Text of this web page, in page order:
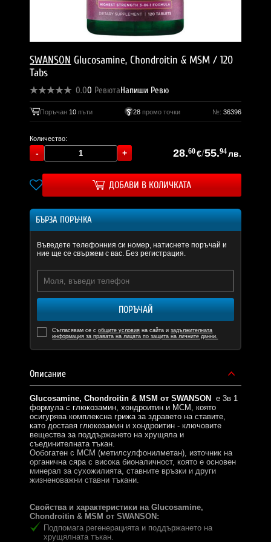
SWANSON Glucosamine, Chondroitin & MSM / 120
Tabs
0.00 РевютаНапиши Ревю
Поръчан 10 пъти 28промо точки №: 36396
Количество:
28.60€/55.94лв.
ДОБАВИ В КОЛИЧКАТА
БЪРЗА ПОРЪЧКА
Въведете телефонния си номер, натиснете поръчай и
ние ще се свържем с вас. Без регистрация.
ПОРЪЧАЙ
Съгласявам се собщите условия на сайта изадължителната
информация за правата на лицата по защита на личните данни.
Описание
Glucosamine, Chondroitin & MSM от SWANSON
е 3в 1
формула с глюкозамин, хондроитин и МСМ, която
осигурява комплексна грижа за здравето на ставите,
като доставя глюкозамин и хондроитин - ключовите
вещества за поддържането на хрущяла и
съединителната тъкан.
Ообогатен с МСМ (метилсулфонилметан), източник на
органична сяра с висока бионаличност, която е основен
минерал за сухожилията, ставните връзки и други
жизненоважни ставни тъкани.
Свойства и характеристики на Glucosamine,
Chondroitin & MSM от SWANSON:
Подпомага регенерацията и поддържането на
хрущялната тъкан.